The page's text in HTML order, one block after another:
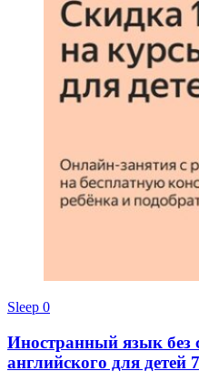
Sleep 0
Иностранный язык без
английского для детей